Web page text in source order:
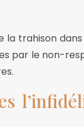
la trahison
par le non-